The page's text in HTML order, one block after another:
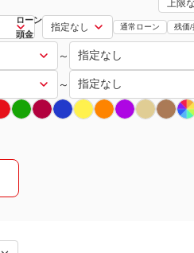
ローン
頭金
通常ローン 残価/
～
～